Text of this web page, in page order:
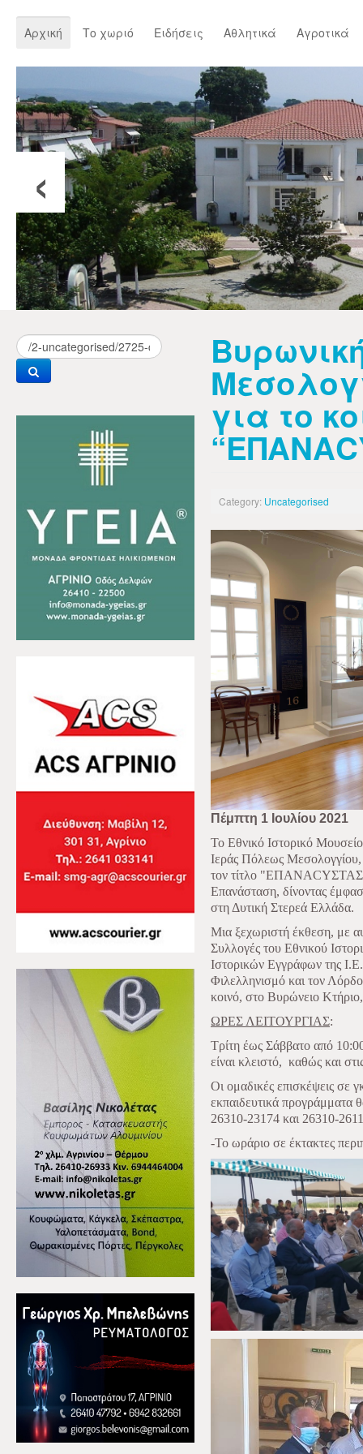
Αρχική Το χωριό Ειδήσεις Αθλητικά Αγροτικά
‹
για το
Category: Uncategorised
Πέμπτη 1 Ιουλίου 2021
Το Εθνικό Ιστορικό
Ιεράς Πόλεως
τον τίτλο
Επανάσταση, δίνοντας
στη Δυτική Στερεά Ελλάδα.
Μια ξεχωριστή έκθεση, με
Συλλογές του Εθνικού
Ιστορικών Εγγράφων της
Φιλελληνισμό και τον
κοινό, στο Βυρώνειο
ΩΡΕΣ ΛΕΙΤΟΥΡΓΙΑΣ:
Τρίτη έως Σάββατο από
είναι κλειστό, καθώς και
Οι ομαδικές επισκέψεις σε
εκπαιδευτικά προγράμματα
26310-23174 και 26310-
-Το ωράριο σε έκτακτες